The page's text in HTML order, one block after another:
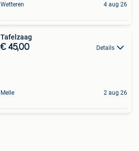
Wetteren 4 aug 26
Tafelzaag
€ 45,00 Details
Melle 2 aug 26